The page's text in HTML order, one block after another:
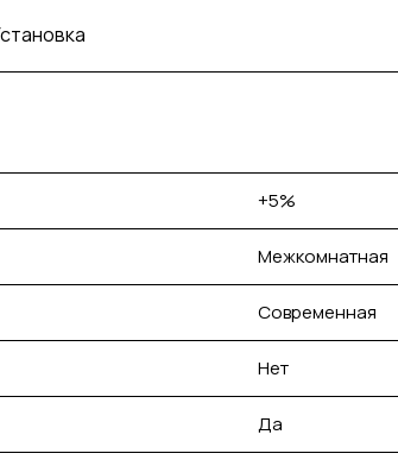
+5%
Межкомнатная
Современная
Нет
Да